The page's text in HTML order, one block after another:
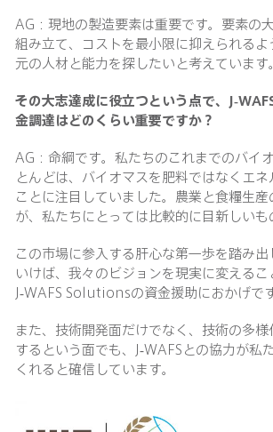
AG：現地の製造要素は重要です。要素の
組み立て、コストを最小限に抑えられる
元の人材と能力を探したいと考えています。
その大志達成に役立つという点で、 J-
金調達はどのくらい重要ですか？
AG：命綱です。私たちのこれまでのバイ
とんどは、バイオマスを肥料ではなくエ
ことに注目していました。農業と食糧生
が、私たちにとっては比較的に目新しいも
この市場に参入する肝心な第一歩を踏み出
いけば、我々のビジョンを現実に変えるこ
J-WAFS Solutionsの資金援助におかげです
また、技術開発面だけでなく、技術の多
するという面でも、J-WAFSとの協力が私
くれると確信しています。